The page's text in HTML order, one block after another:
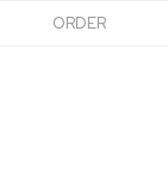
ORDER